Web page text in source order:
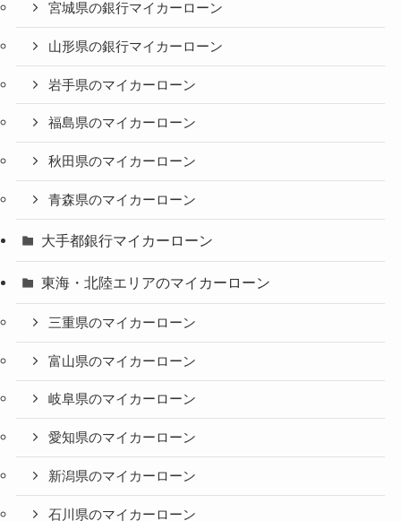
宮城県の銀行マイカーローン
山形県の銀行マイカーローン
岩手県のマイカーローン
福島県のマイカーローン
秋田県のマイカーローン
青森県のマイカーローン
大手都銀行マイカーローン
東海・北陸エリアのマイカーローン
三重県のマイカーローン
富山県のマイカーローン
岐阜県のマイカーローン
愛知県のマイカーローン
新潟県のマイカーローン
石川県のマイカーローン